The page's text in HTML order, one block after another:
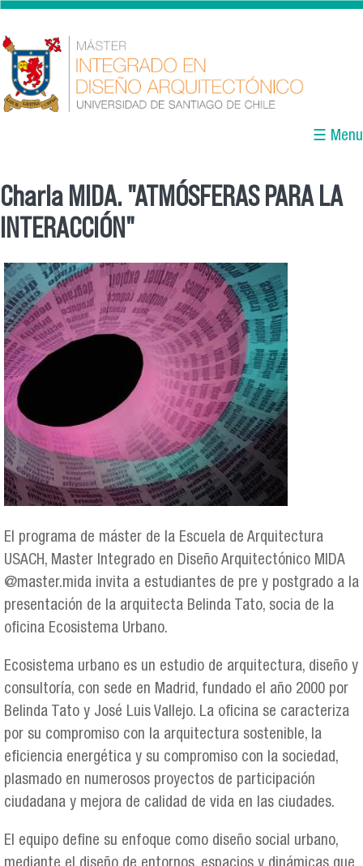
Pasar al contenido principal
☰ Menu
Se encuentra usted aquí
Charla MIDA. "ATMÓSFERAS PARA LA
INTERACCIÓN"
El programa de máster de la Escuela de Arquitectura
USACH, Master Integrado en Diseño Arquitectónico MIDA
@master.mida invita a estudiantes de pre y postgrado a la
presentación de la arquitecta Belinda Tato, socia de la
oficina Ecosistema Urbano.
Ecosistema urbano es un estudio de arquitectura, diseño y
consultoría, con sede en Madrid, fundado el año 2000 por
Belinda Tato y José Luis Vallejo. La oficina se caracteriza
por su compromiso con la arquitectura sostenible, la
eficiencia energética y su compromiso con la sociedad,
plasmado en numerosos proyectos de participación
ciudadana y mejora de calidad de vida en las ciudades.
El equipo define su enfoque como diseño social urbano,